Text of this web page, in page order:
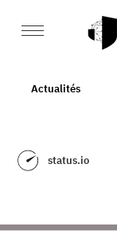
Actualités
status.io